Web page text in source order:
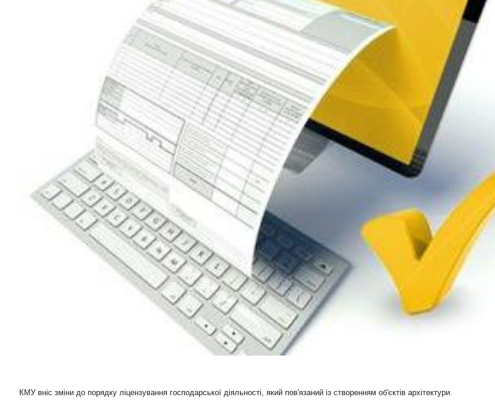
КМУ вніс зміни до порядку ліцензування господарської діяльності, який пов'язаний із створенням об'єктів архітектури.